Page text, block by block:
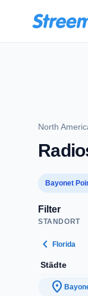
North
Bayonet
Filter
STANDORT
chevron_left Florida
Städte
location_on